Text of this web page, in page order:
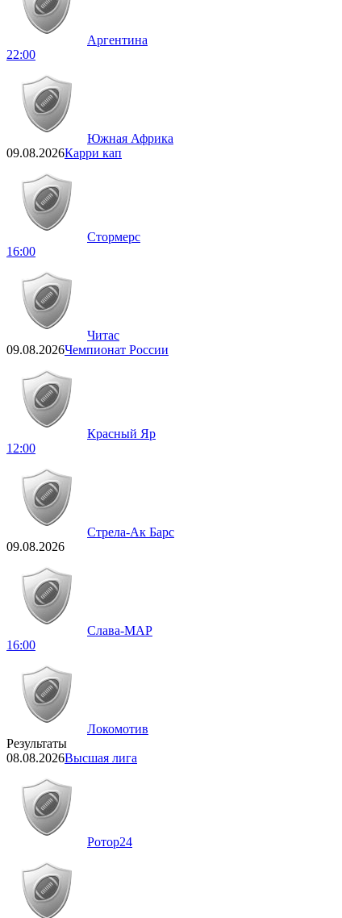
Аргентина
22:00
Южная Африка
09.08.2026Карри кап
Стормерс
16:00
Читас
09.08.2026Чемпионат России
Красный Яр
12:00
Стрела-Ак Барс
09.08.2026
Слава-МАР
16:00
Локомотив
Результаты
08.08.2026Высшая лига
Ротор24